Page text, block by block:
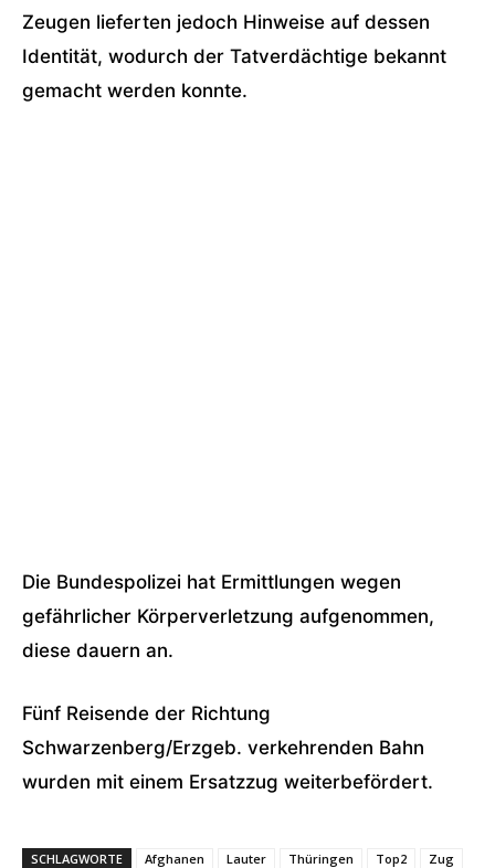
Zeugen lieferten jedoch Hinweise auf dessen
Identität, wodurch der Tatverdächtige bekannt
gemacht werden konnte.
Die Bundespolizei hat Ermittlungen wegen
gefährlicher Körperverletzung aufgenommen,
diese dauern an.
Fünf Reisende der Richtung
Schwarzenberg/Erzgeb. verkehrenden Bahn
wurden mit einem Ersatzzug weiterbefördert.
SCHLAGWORTE Afghanen Lauter Thüringen Top2 Zug